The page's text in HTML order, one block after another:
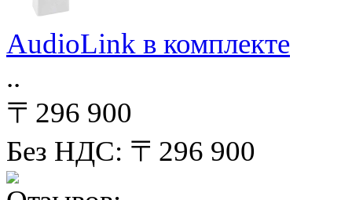
AudioLink в комплекте
..
〒296 900
Без НДС: 〒296 900